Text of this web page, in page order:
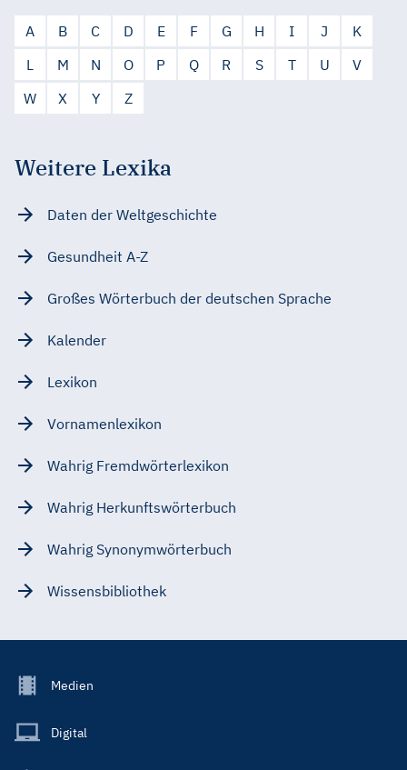
A B C D E F G H I J
K
L
M N O P Q R S T U
V
W
X Y Z
Weitere Lexika
Daten der Weltgeschichte
Gesundheit A-Z
Großes Wörterbuch der deutschen Sprache
Kalender
Lexikon
Vornamenlexikon
Wahrig Fremdwörterlexikon
Wahrig Herkunftswörterbuch
Wahrig Synonymwörterbuch
Wissensbibliothek
Footer
Main
Medien
Digital